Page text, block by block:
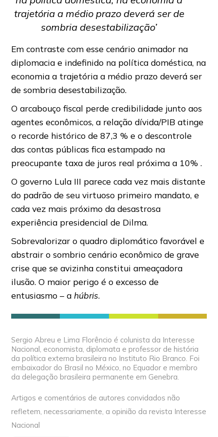
trajetória a médio prazo deverá ser de
sombria desestabilização’
Em contraste com esse cenário animador na
diplomacia e indefinido na política doméstica, na
economia a trajetória a médio prazo deverá ser
de sombria desestabilização.
O arcabouço fiscal perde credibilidade junto aos
agentes econômicos, a relação dívida/PIB atinge
o recorde histórico de 87,3 % e o descontrole
das contas públicas fica estampado na
preocupante taxa de juros real próxima a 10% .
O governo Lula III parece cada vez mais distante
do padrão de seu virtuoso primeiro mandato, e
cada vez mais próximo da desastrosa
experiência presidencial de Dilma.
Sobrevalorizar o quadro diplomático favorável e
abstrair o sombrio cenário econômico de grave
crise que se avizinha constitui ameaçadora
ilusão. O maior perigo é o excesso de
entusiasmo – a húbris.
Sergio Abreu e Lima Florêncio é colunista da Interesse
Nacional, economista, diplomata e professor de história
da política externa brasileira no Instituto Rio Branco. Foi
embaixador do Brasil no México, no Equador e membro
da delegação brasileira permanente em Genebra.
Artigos e comentários de autores convidados não
refletem, necessariamente, a opinião da revista Interesse
Nacional